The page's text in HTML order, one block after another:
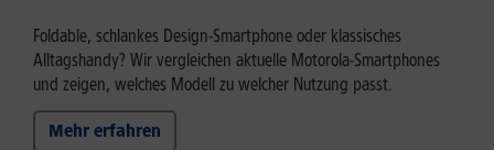
Foldable, schlankes Design-Smartphone oder klassisches
Alltagshandy? Wir vergleichen aktuelle Motorola-Smartphones
und zeigen, welches Modell zu welcher Nutzung passt.
Mehr erfahren